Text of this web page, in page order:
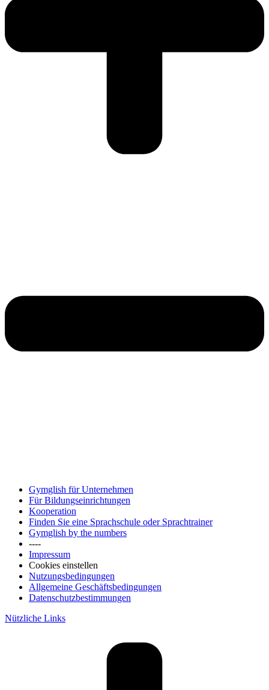
Gymglish für Unternehmen
Für Bildungseinrichtungen
Kooperation
Finden Sie eine Sprachschule oder Sprachtrainer
Gymglish by the numbers
----
Impressum
Cookies einstellen
Nutzungsbedingungen
Allgemeine Geschäftsbedingungen
Datenschutzbestimmungen
Nützliche Links